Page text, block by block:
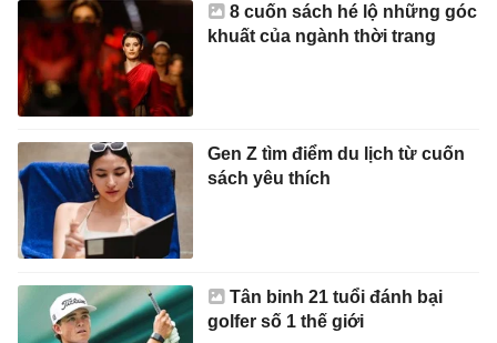
8 cuốn sách hé lộ những góc
khuất của ngành thời trang
Gen Z tìm điểm du lịch từ cuốn
sách yêu thích
Tân binh 21 tuổi đánh bại
golfer số 1 thế giới